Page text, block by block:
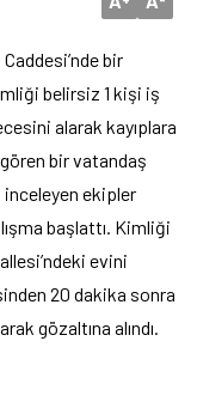
bir
belirsiz 1 kişi iş
alarak kayıplara
gören bir vatandaş
inceleyen ekipler
başlattı. Kimliği
evini
20 dakika sonra
gözaltına alındı.